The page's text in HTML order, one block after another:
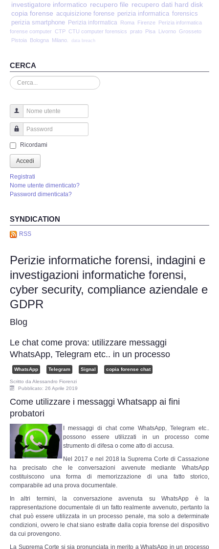
Perizia Estimo
Perizia Documento informatico
Perizia Cloud
Perizia E-mail
Perizia Truffa Banca e Online
Perizia Dash Cam
Perizia software spia
Perizia Controllo lavoratori
Perizia DVR
Perizia IoT e IIoT
Perizia Ransomware Malware
Perizia Incidente Stradale
INDAGINI DIGITALI
Digital Intelligence OSINT
Indagini su computer
Indagini Smartphone,Tablet
Copia/Acquisizione Forense
Bonifiche Digitali
Forensics Readiness
Incident Response
investigatore informatico recupero file recupero dati hard disk
copia forense acquisizione forense perizia informatica forensics
perizia smartphone Perizia informatica Roma Firenze Perizia informatica
forense computer CTP CTU computer forensics prato Pisa Livorno Grosseto
Pistoia
Bologna Milano. data breach
CERCA
Cerca...
Nome utente
Password
Ricordami
Accedi
Registrati
Nome utente dimenticato?
Password dimenticata?
SYNDICATION
RSS
Perizie informatiche forensi, indagini e
investigazioni informatiche forensi,
cyber security, compliance aziendale e
GDPR
Blog
Le chat come prova: utilizzare messaggi
WhatsApp, Telegram etc.. in un processo
WhatsApp Telegram Signal copia forense chat
Scritto da Alessandro Fiorenzi
Pubblicato: 26 Aprile 2019
Come utilizzare i messaggi Whatsapp ai fini
probatori
I messaggi di chat come WhatsApp, Telegram etc..
possono essere utilizzati in un processo come
strumento di difesa o come atto di accusa.
Nel 2017 e nel 2018 la Suprema Corte di Cassazione
ha precisato che le conversazioni avvenute mediante WhatsApp
costituiscono una forma di memorizzazione di una fatto storico,
comparabile ad una prova documentale.
In altri termini, la conversazione avvenuta su WhatsApp è la
rappresentazione documentale di un fatto realmente avvenuto, pertanto la
chat può essere utilizzata in un processo penale, ma solo a determinate
condizioni, ovvero le chat siano estratte dalla copia forense del dispositivo
da cui provengono.
La Suprema Corte si sia pronunciata in merito a WhatsApp in un processo